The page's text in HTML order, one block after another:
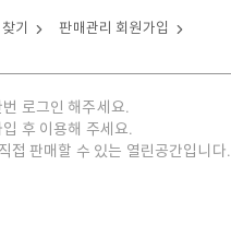
기 판매관리 회원가입
로그인 해주세요.
후 이용해 주세요.
접 판매할 수 있는 열린공간입니다.